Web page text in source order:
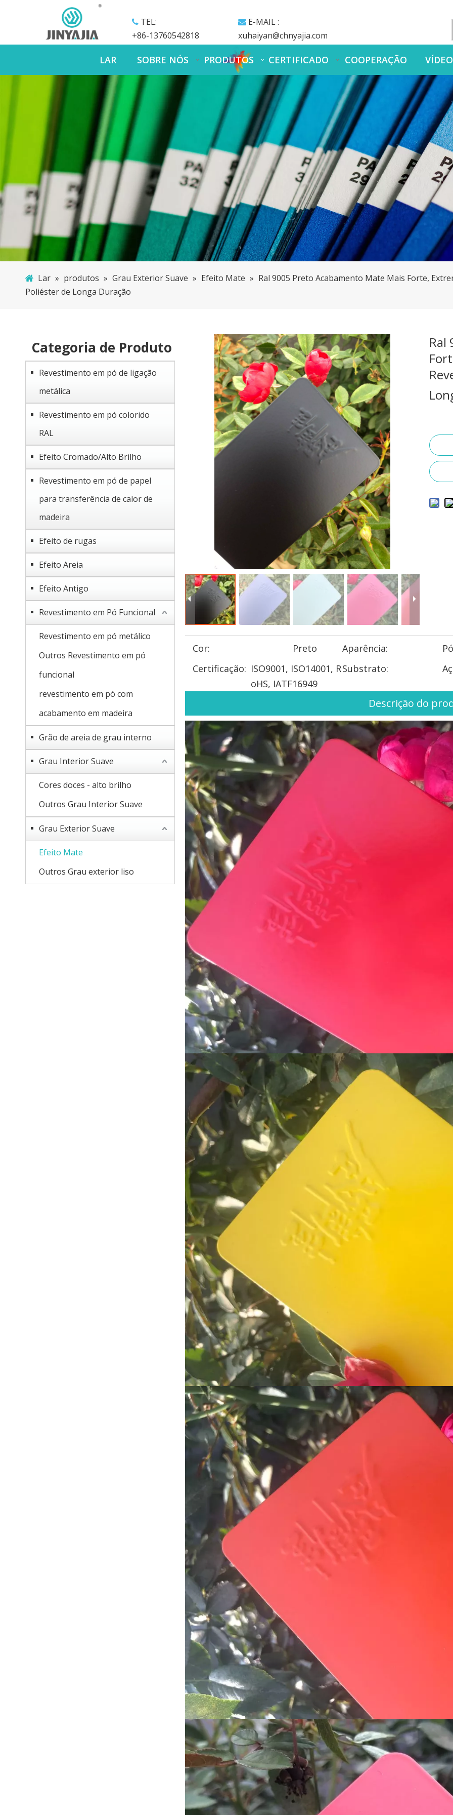
TEL:
+86-13760542818
 E-MAIL :
xuhaiyan@chnyajia.com
LAR SOBRE NÓS PRODUTOS CERTIFICADO COOPERAÇÃO VÍDEO
Lar » produtos » Grau Exterior Suave » Efeito Mate » Ral 9005 Preto Acabamento Mate Mais Forte,
Poliéster de Longa Duração
Categoria de Produto
Revestimento em pó de ligação
metálica
Revestimento em pó colorido
RAL
Efeito Cromado/Alto Brilho
Revestimento em pó de papel
para transferência de calor de
madeira
Efeito de rugas
Efeito Areia
Efeito Antigo
Revestimento em Pó Funcional
Revestimento em pó metálico
Outros Revestimento em pó
funcional
revestimento em pó com
acabamento em madeira
Grão de areia de grau interno
Grau Interior Suave
Cores doces - alto brilho
Outros Grau Interior Suave
Grau Exterior Suave
Efeito Mate
Outros Grau exterior liso
Ral
Cor: Preto Aparência:
Certificação: ISO9001, ISO14001, R
oHS, IATF16949
Substrato:
Descrição do